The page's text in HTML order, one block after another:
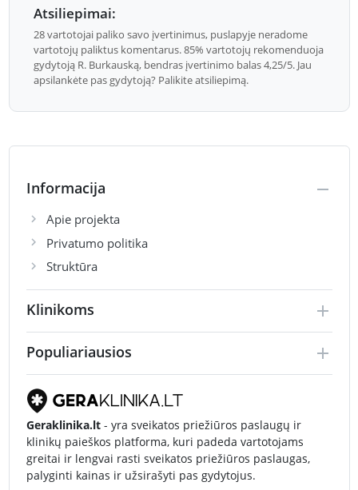
Atsiliepimai:
28 vartotojai paliko savo įvertinimus, puslapyje neradome
vartotojų paliktus komentarus. 85% vartotojų rekomenduoja
gydytoją R. Burkauską, bendras įvertinimo balas 4,25/5. Jau
apsilankėte pas gydytoją? Palikite atsiliepimą.
Informacija
Apie projekta
Privatumo politika
Struktūra
Klinikoms
Populiariausios
Geraklinika.lt- yra sveikatos priežiūros paslaugų ir
klinikų paieškos platforma, kuri padeda vartotojams
greitai ir lengvai rasti sveikatos priežiūros paslaugas,
palyginti kainas ir užsirašyti pas gydytojus.